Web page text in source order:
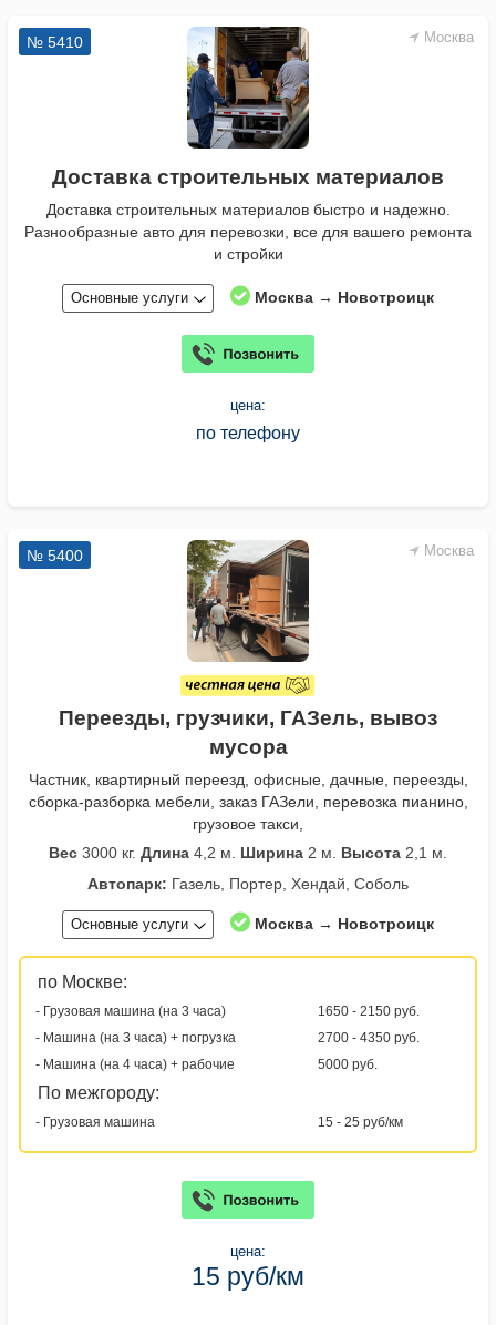
Москва
№ 5410
Доставка строительных материалов
Доставка строительных материалов быстро и надежно.
Разнообразные авто для перевозки, все для вашего ремонта
и стройки
Основные услуги Москва → Новотроицк
цена:
по телефону
Москва
№ 5400
Переезды, грузчики, ГАЗель, вывоз
мусора
Частник, квартирный переезд, офисные, дачные, переезды,
сборка-разборка мебели, заказ ГАЗели, перевозка пианино,
грузовое такси,
Вес 3000 кг. Длина 4,2 м. Ширина 2 м. Высота 2,1 м.
Автопарк: Газель, Портер, Хендай, Соболь
Основные услуги Москва → Новотроицк
по Москве:
- Грузовая машина (на 3 часа)
1650 - 2150 руб.
- Машина (на 3 часа) + погрузка
2700 - 4350 руб.
- Машина (на 4 часа) + рабочие
5000 руб.
По межгороду:
- Грузовая машина 15 - 25 руб/км
цена:
15 руб/км